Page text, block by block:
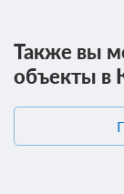
16м 2
Требуется
Также вы
объекты в